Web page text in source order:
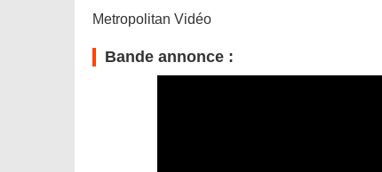
Metropolitan Vidéo
Bande annonce :